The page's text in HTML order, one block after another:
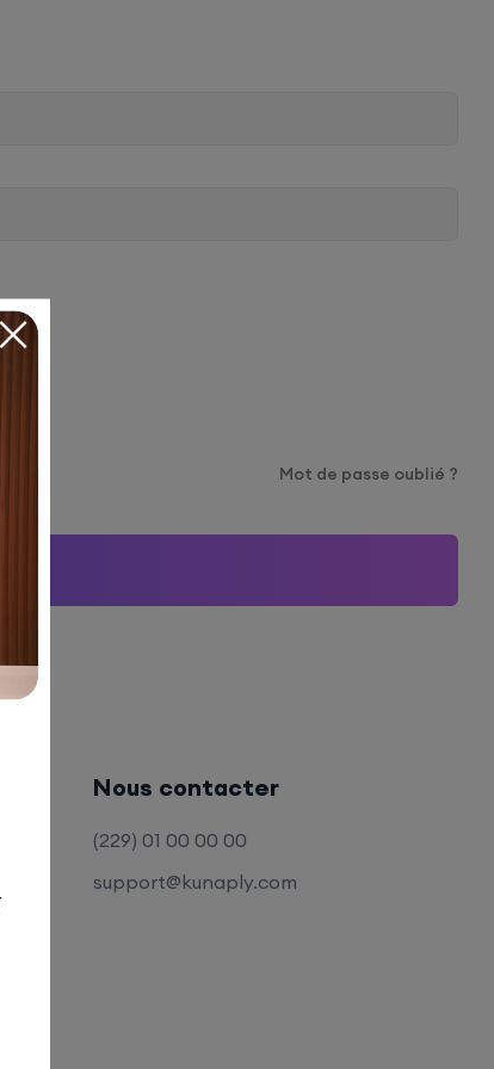
Mot de passe oublié ?
Nous contacter
(229) 01 00 00 00
support@kunaply.com